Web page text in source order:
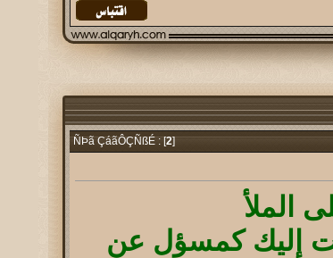
ÑÞã ÇáãÔÇÑßÉ : [
2]
الملأ
إليك كمسؤل عن